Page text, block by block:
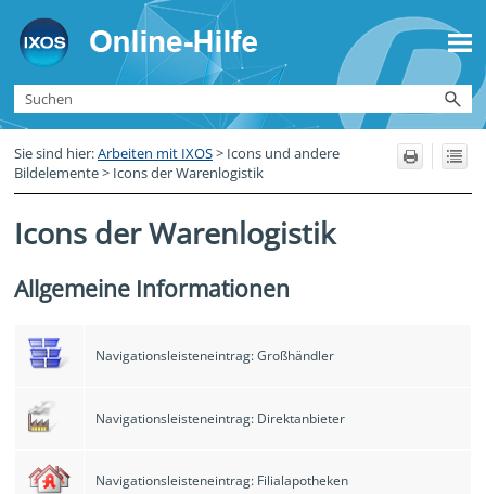
Zu Hauptinhalt springen
Sie sind hier:Arbeiten mit IXOS> Icons und andere
Bildelemente> Icons der Warenlogistik
Icons der Warenlogistik
Allgemeine Informationen
Navigationsleisteneintrag: Großhändler
Navigationsleisteneintrag: Direktanbieter
Navigationsleisteneintrag: Filialapotheken